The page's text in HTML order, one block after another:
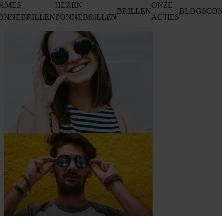
HEREN
ZONNEBRILLEN
BRILLEN
ONZE
ACTIES
BLOGS